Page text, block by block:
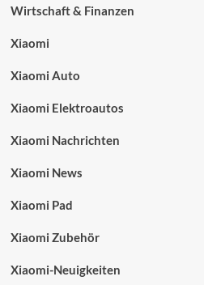
Wirtschaft & Finanzen
Xiaomi
Xiaomi Auto
Xiaomi Elektroautos
Xiaomi Nachrichten
Xiaomi News
Xiaomi Pad
Xiaomi Zubehör
Xiaomi-Neuigkeiten